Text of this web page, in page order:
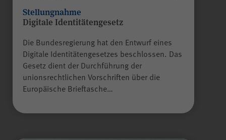
Stellungnahme
Digitale Identitätengesetz
Die Bundesregierung hat den Entwurf eines
Digitale Identitätengesetzes beschlossen. Das
Gesetz dient der Durchführung der
unionsrechtlichen Vorschriften über die
Europäische Brieftasche…